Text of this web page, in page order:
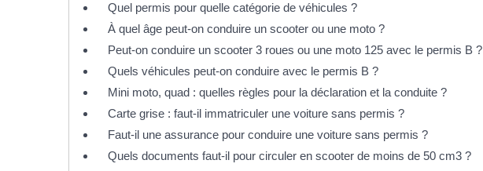
Quel permis pour quelle catégorie de véhicules ?
À quel âge peut-on conduire un scooter ou une moto ?
Peut-on conduire un scooter 3 roues ou une moto 125 avec le permis B ?
Quels véhicules peut-on conduire avec le permis B ?
Mini moto, quad : quelles règles pour la déclaration et la conduite ?
Carte grise : faut-il immatriculer une voiture sans permis ?
Faut-il une assurance pour conduire une voiture sans permis ?
Quels documents faut-il pour circuler en scooter de moins de 50 cm3 ?